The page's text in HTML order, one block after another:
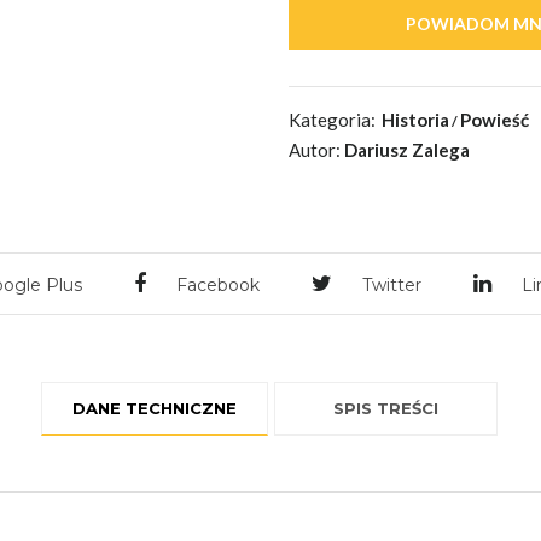
Kategoria: Historia
Powieść
Autor: Dariusz Zalega
Plus Facebook Twitter
DANE TECHNICZNE SPIS TREŚCI